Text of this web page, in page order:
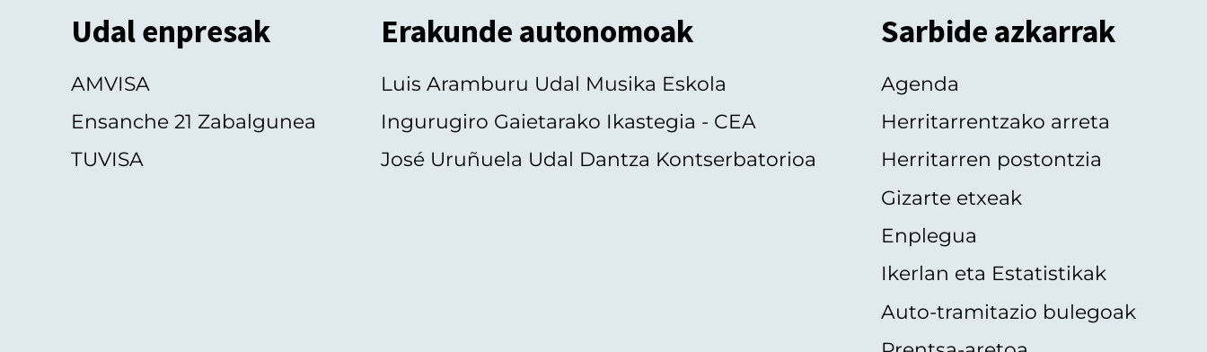
Udal enpresak
AMVISA
Ensanche 21 Zabalgunea
TUVISA
Erakunde autonomoak
Luis Aramburu Udal Musika Eskola
Ingurugiro Gaietarako Ikastegia - CEA
José Uruñuela Udal Dantza Kontserbatorioa
Sarbide azkarrak
Agenda
Herritarrentzako arreta
Herritarren postontzia
Gizarte etxeak
Enplegua
Ikerlan eta Estatistikak
Auto-tramitazio bulegoak